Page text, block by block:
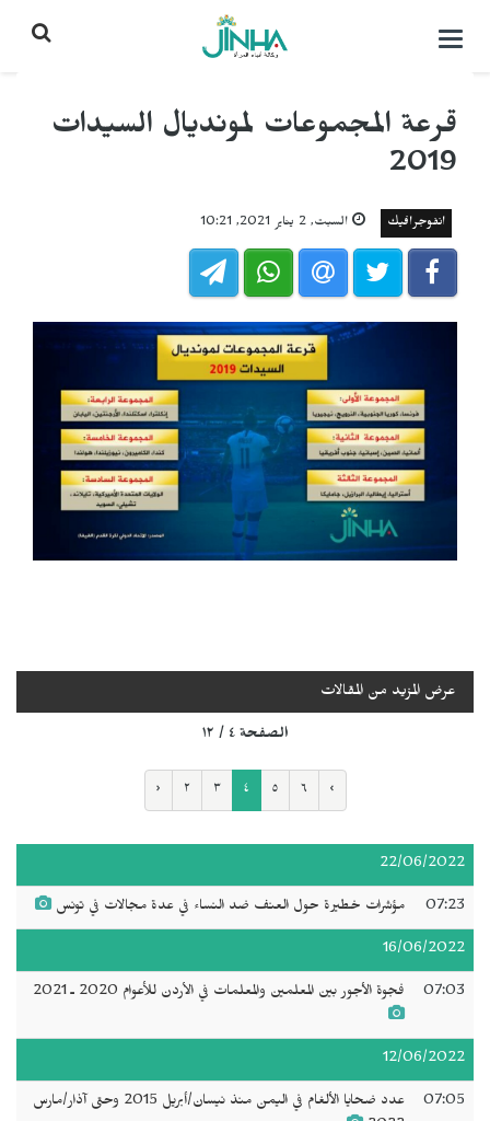
التحكم
قرعة المجموعات لمونديال السيدات
2019
انفوجرافيك السبت, 2 يناير 2021, 10:21
عرض المزيد من المقالات
الصفحة ٤ / ١٢
‹ ٢ ٣ ٤ ٥ ٦ ›
22/06/2022
07:23 مؤشرات خطيرة حول العنف ضد النساء في عدة مجالات في تونس
16/06/2022
07:03 فجوة الأجور بين المعلمين والمعلمات في الأردن للأعوام 2020 ـ 2021
12/06/2022
07:05
عدد ضحايا الألغام في اليمن منذ نيسان/أبريل 2015 وحتى آذار/مارس